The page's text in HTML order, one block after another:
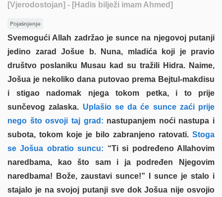
[Vjerodostojan] - [Hadis bilježi imam Ahmed]
Pojašnjenje
Svemogući Allah zadržao je sunce na njegovoj putanji
jedino zarad Jošue b. Nuna, mladića koji je pravio
društvo poslaniku Musau kad su tražili Hidra. Naime,
Jošua je nekoliko dana putovao prema Bejtul-makdisu
i stigao nadomak njega tokom petka, i to prije
sunčevog zalaska. Uplašio se da će sunce zaći prije
nego što osvoji taj grad: nastupanjem noći nastupa i
subota, tokom koje je bilo zabranjeno ratovati. Stoga
se Jošua obratio suncu: “Ti si podređeno Allahovim
naredbama, kao što sam i ja podređen Njegovim
naredbama! Bože, zaustavi sunce!” I sunce je stalo i
stajalo je na svojoj putanji sve dok Jošua nije osvojio